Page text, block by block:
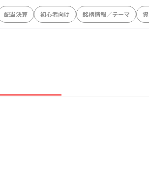
配当決算 初心者向け 銘柄情報／テーマ